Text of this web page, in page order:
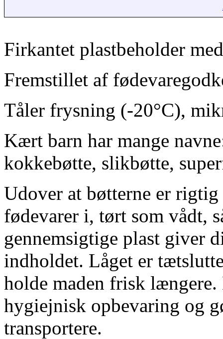
Firkantet plastbeholder
Fremstillet af
Tåler frysning (-20°C),
Kært barn har mange
kokkebøtte, slikbøtte,
Udover at bøtterne er
fødevarer i, tørt som vådt,
gennemsigtige plast giver
indholdet. Låget er
holde maden frisk
hygiejnisk opbevaring og
transportere.